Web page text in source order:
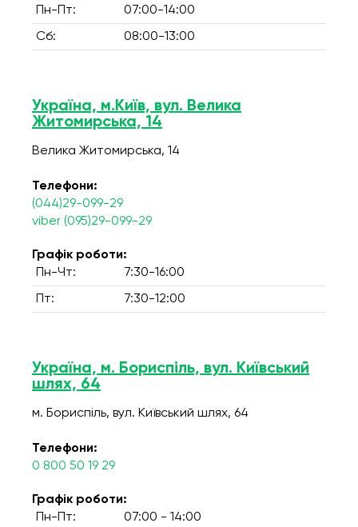
Пн-Пт:
07:00-14:00
Сб: 08:00-13:00
Україна, м.Київ, вул. Велика
Житомирська, 14
Велика Житомирська, 14
Телефони:
(044)29-099-29
viber (095)29-099-29
Графік роботи:
Пн-Чт:
7:30-16:00
Пт: 7:30-12:00
Україна, м. Бориспіль, вул. Київський
шлях, 64
м. Бориспіль, вул. Київський шлях, 64
Телефони:
0 800 50 19 29
Графік роботи:
Пн-Пт:
07:00 - 14:00